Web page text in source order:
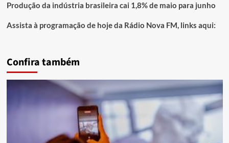
Produção da indústria brasileira cai 1,8% de maio para junho
Assista à programação de hoje da Rádio Nova FM, links aqui:
Confira também